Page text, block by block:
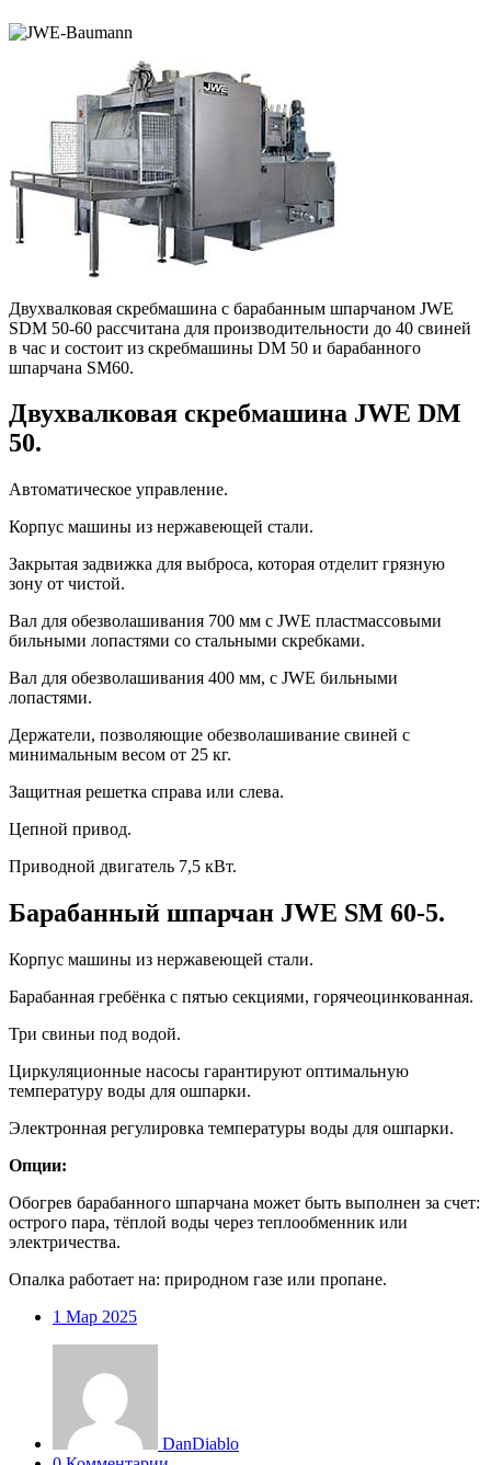
Двухвалковая скребмашина с барабанным шпарчаном JWE
SDM 50-60 рассчитана для производительности до 40 свиней
в час и состоит из скребмашины DM 50 и барабанного
шпарчана SM60.
Двухвалковая скребмашина JWE DM
50.
Автоматическое управление.
Корпус машины из нержавеющей стали.
Закрытая задвижка для выброса, которая отделит грязную
зону от чистой.
Вал для обезволашивания 700 мм с JWE пластмассовыми
бильными лопастями со стальными скребками.
Вал для обезволашивания 400 мм, с JWE бильными
лопастями.
Держатели, позволяющие обезволашивание свиней с
минимальным весом от 25 кг.
Защитная решетка справа или слева.
Цепной привод.
Приводной двигатель 7,5 кВт.
Барабанный шпарчан JWE SM 60-5.
Корпус машины из нержавеющей стали.
Барабанная гребёнка с пятью секциями, горячеоцинкованная.
Три свиньи под водой.
Циркуляционные насосы гарантируют оптимальную
температуру воды для ошпарки.
Электронная регулировка температуры воды для ошпарки.
Опции:
Обогрев барабанного шпарчана может быть выполнен за счет:
острого пара, тёплой воды через теплообменник или
электричества.
Опалка работает на: природном газе или пропане.
1 Мар 2025
DanDiablo